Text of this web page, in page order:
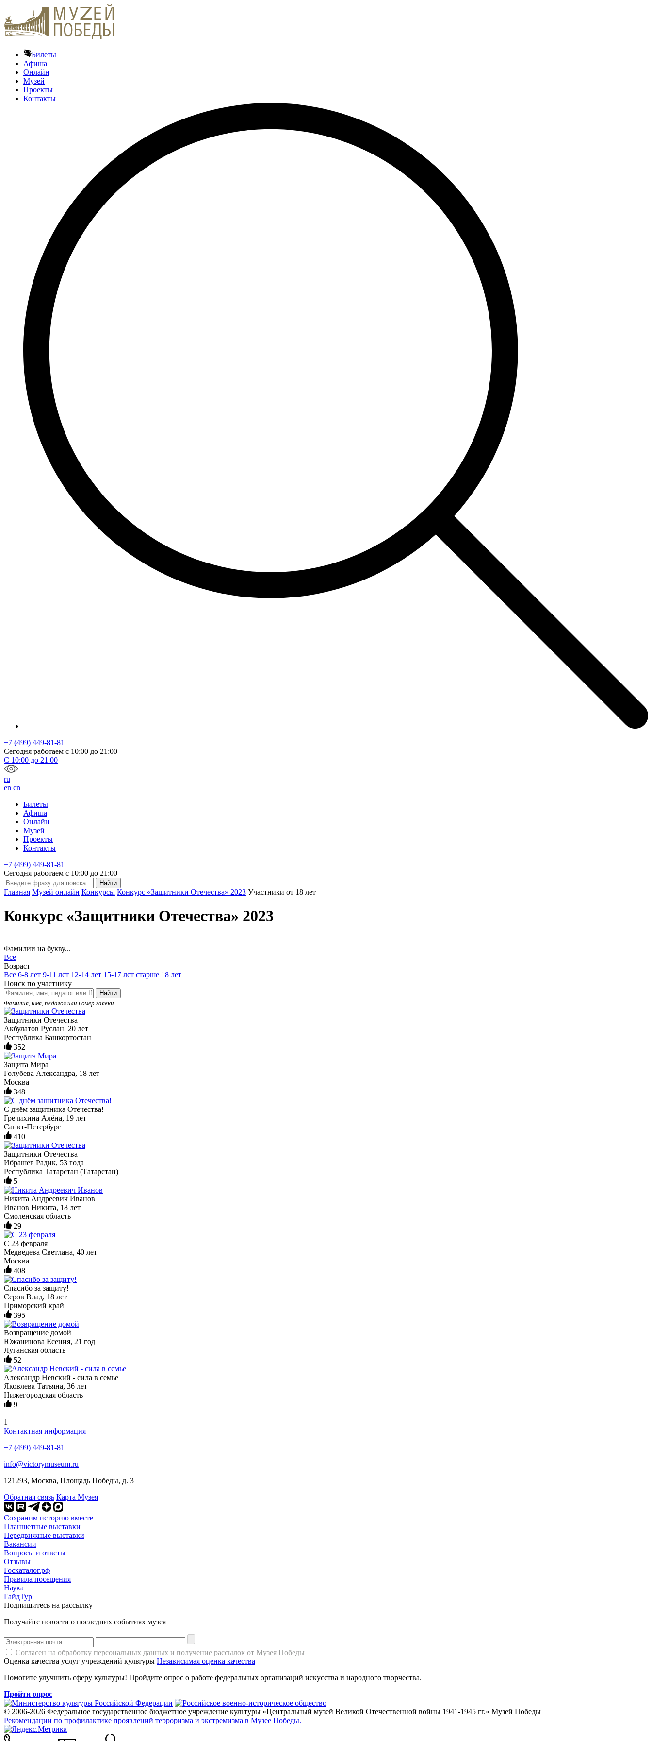
Билеты
Афиша
Онлайн
Музей
Проекты
Контакты
+7 (499) 449-81-81
Сегодня работаем с 10:00 до 21:00
С 10:00 до 21:00
ru
en cn
Билеты
Афиша
Онлайн
Музей
Проекты
Контакты
+7 (499) 449-81-81
Сегодня работаем с 10:00 до 21:00
Главная Музей онлайн Конкурсы Конкурс «Защитники Отечества» 2023 Участники от 18 лет
Конкурс «Защитники Отечества» 2023
Фамилии на букву...
Все
Возраст
Все 6-8 лет 9-11 лет 12-14 лет 15-17 лет старше 18 лет
Поиск по участнику
Найти
Фамилия, имя, педагог или номер заявки
Защитники Отечества
Акбулатов Руслан, 20 лет
Республика Башкортостан
352
Защита Мира
Голубева Александра, 18 лет
Москва
348
С днём защитника Отечества!
Гречихина Алёна, 19 лет
Санкт-Петербург
410
Защитники Отечества
Ибрашев Радик, 53 года
Республика Татарстан (Татарстан)
5
Никита Андреевич Иванов
Иванов Никита, 18 лет
Смоленская область
29
С 23 февраля
Медведева Светлана, 40 лет
Москва
408
Спасибо за защиту!
Серов Влад, 18 лет
Приморский край
395
Возвращение домой
Южанинова Есения, 21 год
Луганская область
52
Александр Невский - сила в семье
Яковлева Татьяна, 36 лет
Нижегородская область
9
1
Контактная информация
+7 (499) 449-81-81
info@victorymuseum.ru
121293, Москва, Площадь Победы, д. 3
Обратная связь Карта Музея
Сохраним историю вместе
Планшетные выставки
Передвижные выставки
Вакансии
Вопросы и ответы
Отзывы
Госкаталог.рф
Правила посещения
Наука
ГайдТур
Подпишитесь на рассылку
Получайте новости о последних событиях музея
Согласен на обработку персональных данных и получение рассылок от Музея Победы
Оценка качества услуг учреждений культуры Независимая оценка качества
Помогите улучшить сферу культуры! Пройдите опрос о работе федеральных организаций искусства и народного творчества.
Пройти опрос
© 2006-2026 Федеральное государственное бюджетное учреждение культуры «Центральный музей Великой Отечественной войны 1941-1945 гг.» Музей Победы
Рекомендации по профилактике проявлений терроризма и экстремизма в Музее Победы.